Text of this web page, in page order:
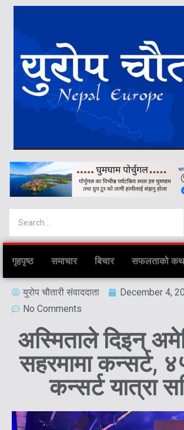
गृहपृष्ठ समाचार बिचार सफलताको
युरोप चौतारी संवाददाता December 4,
No Comments
अस्मिताले दिइन्
सहरमामा कन्सर्ट,
कन्सर्ट यात्रा